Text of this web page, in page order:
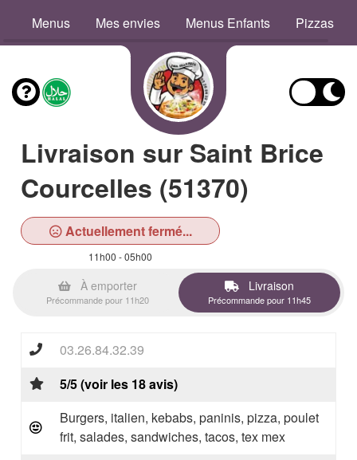
Menus Mes envies Menus Enfants Pizzas
Livraison sur Saint Brice
Courcelles (51370)
Actuellement fermé...
11h00 - 05h00
À emporter
Précommande pour 11h20
Livraison
Précommande pour 11h45
03.26.84.32.39
5/5 (voir les 18 avis)
Burgers, italien, kebabs, paninis, pizza, poulet
frit, salades, sandwiches, tacos, tex mex